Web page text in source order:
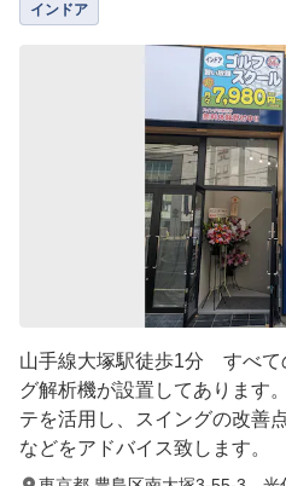
インドア
山手線大塚駅徒歩1分 すべて
グ解析機が設置してあります
テを活用し、スイングの改善
などをアドバイス致します。